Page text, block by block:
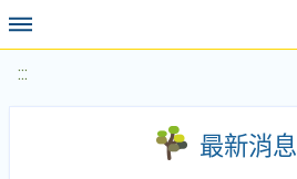
:::
最新消息